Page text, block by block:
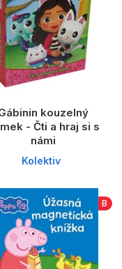
kouzelný
- Čti a hraj si s
námi
Kolektiv
B